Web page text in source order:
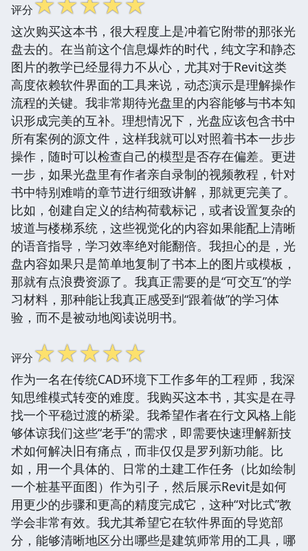
评分
这次购买这本书，很大程度上是冲着它附带的那张光
盘去的。在当前这个信息爆炸的时代，纯文字和静态
图片的教学已经显得力不从心，尤其对于Revit这类
高度依赖软件界面的工具来说，动态演示是理解操作
流程的关键。我非常期待光盘里的内容能够与书本知
识形成完美的互补。理想情况下，光盘应该包含书中
所有案例的源文件，这样我就可以对照着书本一步步
操作，随时可以检查自己的模型是否存在偏差。更进
一步，如果光盘里有作者亲自录制的视频教程，针对
书中特别难啃的章节进行细致讲解，那就更完美了。
比如，创建自定义的结构荷载标记，或者设置复杂的
坡道与楼梯系统，这些视觉化的内容如果能配上清晰
的语音指导，学习效率绝对能翻倍。我担心的是，光
盘内容如果只是简单地复制了书本上的图片或模板，
那就有点浪费资源了。我真正需要的是“可交互”的学
习材料，那种能让我真正感受到“跟着做”的学习体
验，而不是被动地阅读说明书。
评分☆☆☆☆☆
作为一名在传统CAD环境下工作多年的工程师，我深
知思维模式转变的难度。我购买这本书，其实是在寻
找一个平稳过渡的桥梁。我希望作者在行文风格上能
够体谅我们这些“老手”的需求，即需要快速理解新技
术如何解决旧有痛点，而非仅仅是罗列新功能。比
如，用一个具体的、日常的土建工作任务（比如绘制
一个桩基平面图）作为引子，然后展示Revit是如何
用更少的步骤和更高的精度完成它，这种“对比式”教
学会非常有效。我尤其希望它在软件界面的导览部
分，能够清晰地区分出哪些是建筑师常用的工具，哪